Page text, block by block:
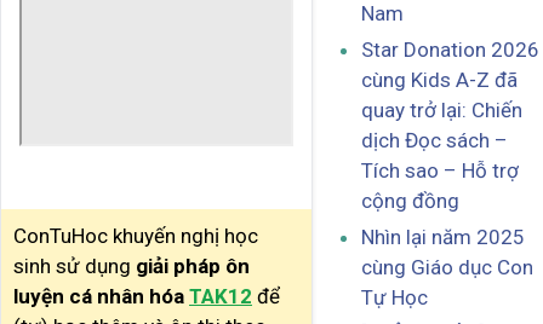
ConTuHoc khuyến nghị học
sinh sử dụng giải pháp ôn
luyện cá nhân hóa TAK12 để
Nam
Star Donation 2026
cùng Kids A-Z đã
quay trở lại: Chiến
dịch Đọc sách –
Tích sao – Hỗ trợ
cộng đồng
Nhìn lại năm 2025
cùng Giáo dục Con
Tự Học